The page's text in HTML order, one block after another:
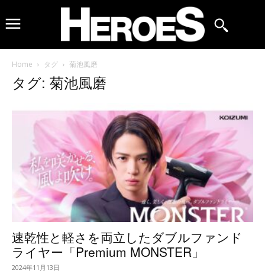
Home タグ 菊池風磨
タグ: 菊池風磨
速乾性と軽さを両立したダブルファンド
ライヤー「Premium MONSTER」
2024年11月13日